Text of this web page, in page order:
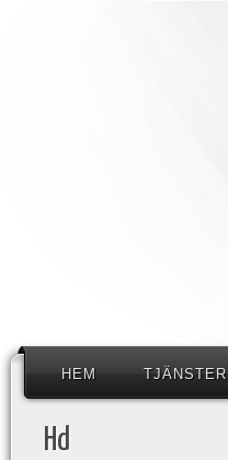
HEM TJÄNSTER
Hd